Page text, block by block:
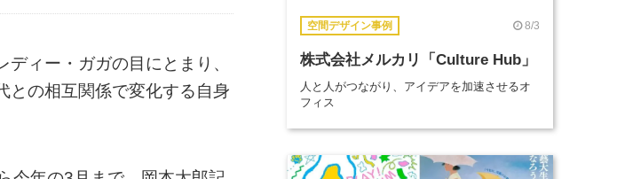
ィー・ガガの目にとまり、
との相互関係で変化する自身
空間デザイン事例 8/3
株式会社メルカリ「Culture Hub」
人と人がつながり、アイデアを加速させるオ
フィス